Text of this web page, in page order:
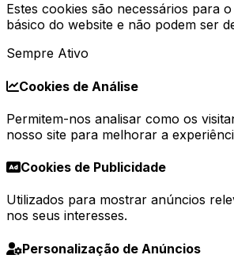
Estes cookies são necessários para
básico do website e não podem ser
Sempre Ativo
Cookies de Análise
Permitem-nos analisar como os
nosso site para melhorar a
Cookies de Publicidade
Utilizados para mostrar anúncios
nos seus interesses.
Personalização de Anúncios